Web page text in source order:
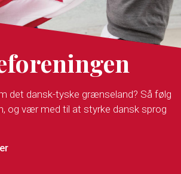
det dansk-tyske grænseland? Så følg
og vær med til at styrke dansk sprog